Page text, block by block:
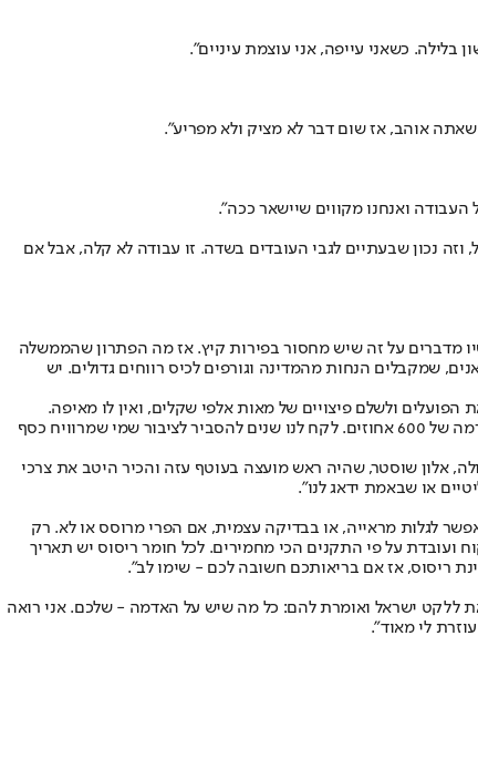
שאתה אוהב, אז שום דבר לא מציק ולא מפריע".
ואנחנו מקווים שיישאר ככה".
נכון שבעתיים לגבי העובדים בשדה. זו עבודה לא קלה, אבל אם
מדברים על זה שיש מחסור בפירות קיץ. אז מה הפתרון שהממשלה
שמקבלים הנחות מהמדינה וגורפים לכיס רווחים גדולים. יש
ולשלם פיצויים של מאות אלפי שקלים, ואין לו מאיפה.
חקלאים רבים נקלעים לפשיטות רגל בגלל התנהלות לא הוגנת כלפיהם. זה לא רק היבוא - אלה גם פערי התיווך הגדולים שמגיעים במקרים מסוימים עד לרמה של 600 אחוזים. לקח לנו שנים להסביר לציבור שמי שמרוויח כסף
אלון שוסטר, שהיה ראש מועצה בעוטף עזה והכיר היטב את צרכי
או שבאמת ידאג לנו".
לגלות מראייה, או בבדיקה עצמית, אם הפרי מרוסס או לא. רק
על פי התקנים הכי מחמירים. לכל חומר ריסוס יש תאריך
ריסוס, אז אם בריאותכם חשובה לכם - שימו לב".
ללקט ישראל ואומרת להם: כל מה שיש על האדמה - שלכם. אני רואה
לי מאוד".